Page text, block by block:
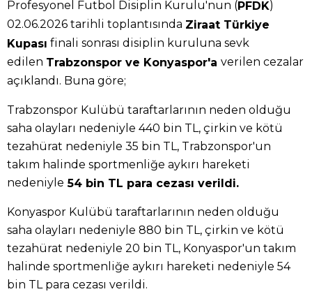
Profesyonel Futbol Disiplin Kurulu'nun (PFDK)
02.06.2026 tarihli toplantısında Ziraat Türkiye
Kupası finali sonrası disiplin kuruluna sevk
edilen Trabzonspor ve Konyaspor'a verilen cezalar
açıklandı. Buna göre;
Trabzonspor Kulübü taraftarlarının neden olduğu
saha olayları nedeniyle 440 bin TL, çirkin ve kötü
tezahürat nedeniyle 35 bin TL, Trabzonspor'un
takım halinde sportmenliğe aykırı hareketi
nedeniyle 54 bin TL para cezası verildi.
Konyaspor Kulübü taraftarlarının neden olduğu
saha olayları nedeniyle 880 bin TL, çirkin ve kötü
tezahürat nedeniyle 20 bin TL, Konyaspor'un takım
halinde sportmenliğe aykırı hareketi nedeniyle 54
bin TL para cezası verildi.